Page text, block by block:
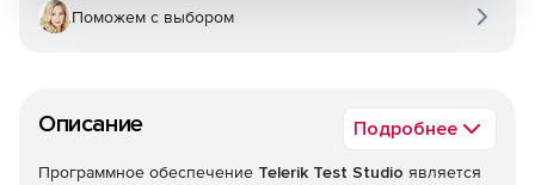
Описание Подробнее
Программное обеспечение Telerik Test Studio является
Поможем с выбором